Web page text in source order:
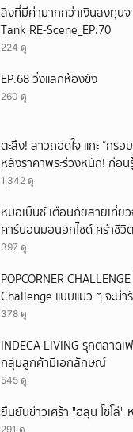
สิ่งที่มีค่ามากกว่าเงินลงทุน
Tank RE-Scene_EP.70
224 ดู
EP.68 วิ่งแลกห้องขัง
260 ดู
ตะลึง! สาวถอดใจ แกะ “กร
หลังราคาพระร่วงหนัก! ก่อ
1,342 ดู
หมอเบ็นซ์ เตือนภัยสายเที่ย
คาร์บอนมอนอกไซด์ คร่าชีวิ
วัดติดตัว
397 ดู
POPCORNER
Challenge แบบแมว ๆ จะน่า
378 ดู
INDECA LIVING รุกตลาดเ
กลุ่มลูกค้ามีเอกลักษณ์
545 ดู
ยืนยันข่าวเศร้า "ฮลุน โซโล่"
291 ดู